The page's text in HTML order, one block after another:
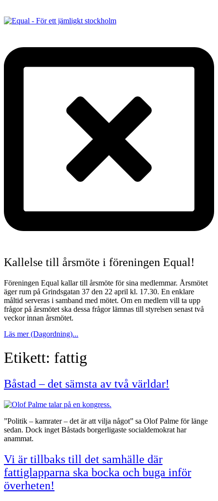
Kallelse till årsmöte i föreningen Equal!
Föreningen Equal kallar till årsmöte för sina medlemmar. Årsmötet
äger rum på Grindsgatan 37 den 22 april kl. 17.30. En enklare
måltid serveras i samband med mötet. Om en medlem vill ta upp
frågor på årsmötet ska dessa frågor lämnas till styrelsen senast två
veckor innan årsmötet.
Läs mer (Dagordning)...
Etikett: fattig
Båstad – det sämsta av två världar!
”Politik – kamrater – det är att vilja något” sa Olof Palme för länge
sedan. Dock inget Båstads borgerligaste socialdemokrat har
anammat.
Vi är tillbaks till det samhälle där
fattiglapparna ska bocka och buga inför
överheten!